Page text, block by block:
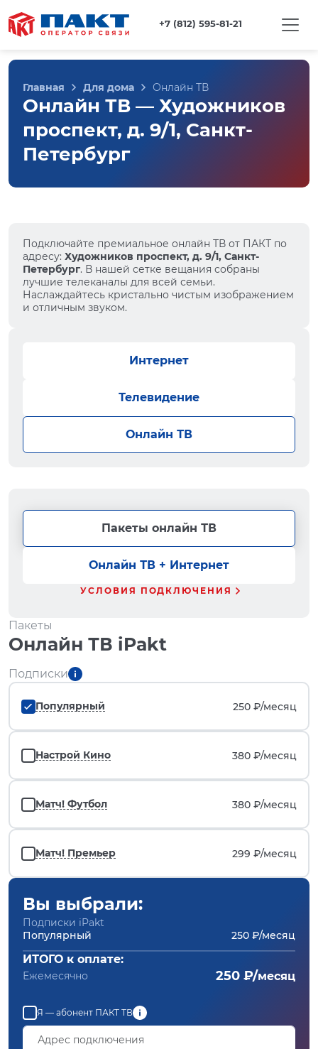
+7 (812) 595-81-21
Главная Для дома Онлайн ТВ
Онлайн ТВ — Художников
проспект, д. 9/1, Санкт-
Петербург
Подключайте премиальное онлайн ТВ от ПАКТ по
адресу: Художников проспект, д. 9/1, Санкт-
Петербург. В нашей сетке вещания собраны
лучшие телеканалы для всей семьи.
Наслаждайтесь кристально чистым изображением
и отличным звуком.
Интернет
Телевидение
Онлайн ТВ
Пакеты онлайн ТВ
Онлайн ТВ + Интернет
УСЛОВИЯ ПОДКЛЮЧЕНИЯ
Пакеты
Онлайн ТВ iPakt
Подписки
Популярный 250 ₽/месяц
Настрой Кино 380 ₽/месяц
Матч! Футбол 380 ₽/месяц
Матч! Премьер 299 ₽/месяц
Вы выбрали:
Подписки iPakt
Популярный
250 ₽/месяц
ИТОГО к оплате:
Ежемесячно 250 ₽/месяц
Я — абонент ПАКТ ТВ